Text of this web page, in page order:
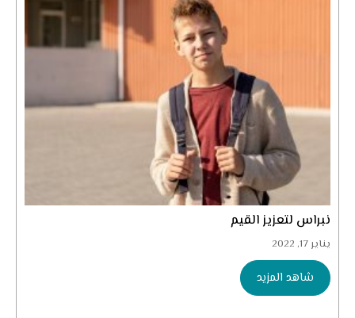
نبراس لتعزيز القيم
يناير 17, 2022
شاهد المزيد